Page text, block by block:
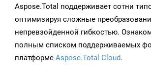
Aspose.Total поддерживает сотни
оптимизируя сложные
непревзойденной гибкостью.
полным списком поддерживаемых
платформе Aspose.Total Cloud.